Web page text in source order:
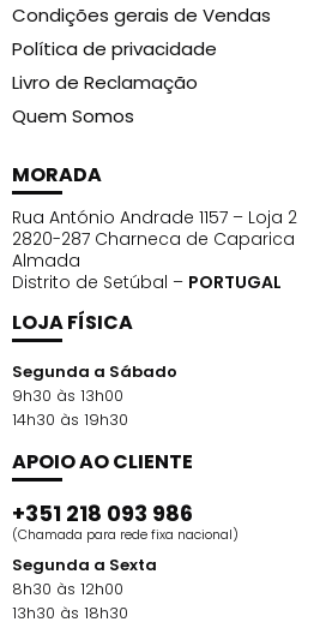
Condições gerais de Vendas
Política de privacidade
Livro de Reclamação
Quem Somos
MORADA
Rua António Andrade 1157 – Loja 2
2820-287 Charneca de Caparica
Almada
Distrito de Setúbal – PORTUGAL
LOJA FÍSICA
Segunda a Sábado
9h30 às 13h00
14h30 às 19h30
APOIO AO CLIENTE
+351 218 093 986
(Chamada para rede fixa nacional)
Segunda a Sexta
8h30 às 12h00
13h30 às 18h30